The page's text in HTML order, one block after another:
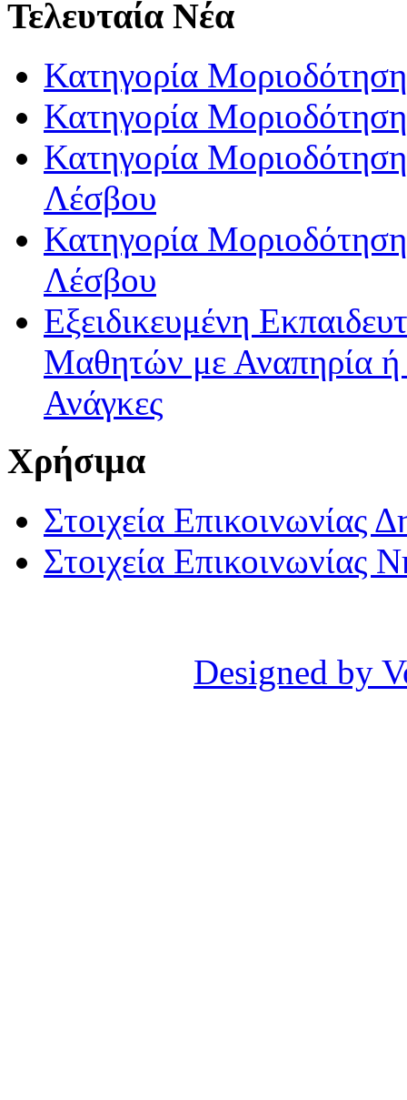
Τελευταία Νέα
Κατηγορία
Κατηγορία
Κατηγορία
Λέσβου
Κατηγορία
Λέσβου
Εξειδικευμένη
Μαθητών με Αναπηρία ή /
Ανάγκες
Χρήσιμα
Στοιχεία Επικοινωνίας
Στοιχεία Επικοινωνίας
Designed by